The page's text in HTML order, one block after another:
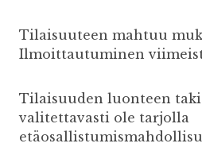
Tilaisuuteen mahtuu
Ilmoittautuminen
Tilaisuuden luonteen
valitettavasti ole tarjolla